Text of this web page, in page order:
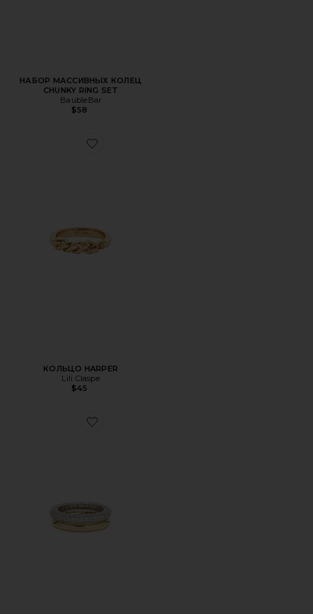
НАБОР МАССИВНЫХ КОЛЕЦ
CHUNKY RING SET
BaubleBar
$58
Favorite КОЛЬЦО HARPER
КОЛЬЦО HARPER
Lili Claspe
$45
Favorite НАБОР КОЛЕЦ LUCITE